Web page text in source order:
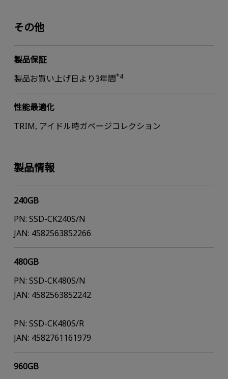
その他
製品保証
製品お買い上げ日より3年間*4
性能最適化
TRIM, アイドル時ガベージコレクション
製品情報
240GB
PN: SSD-CK240S/N
JAN: 4582563852266
480GB
PN: SSD-CK480S/N
JAN: 4582563852242
PN: SSD-CK480S/R
JAN: 4582761161979
960GB